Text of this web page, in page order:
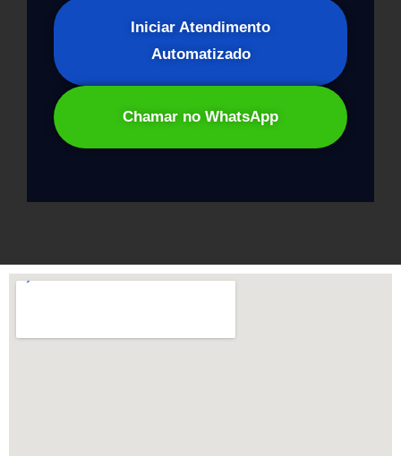
Iniciar Atendimento
Automatizado
Chamar no WhatsApp